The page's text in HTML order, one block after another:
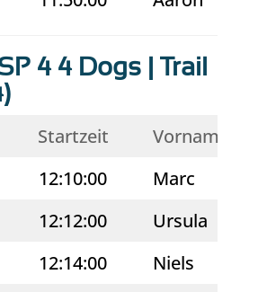
4 4 Dogs | Trail
Startzeit
Vorname
12:10:00
Marc
12:12:00
Ursula
12:14:00
Niels